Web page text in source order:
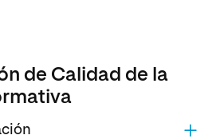
de Calidad de la